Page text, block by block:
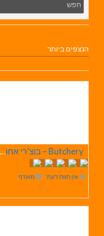
הנצפים ביותר
Butchery – בוצ'רי אחוזת הבשר
אין חוות דעת מועדף